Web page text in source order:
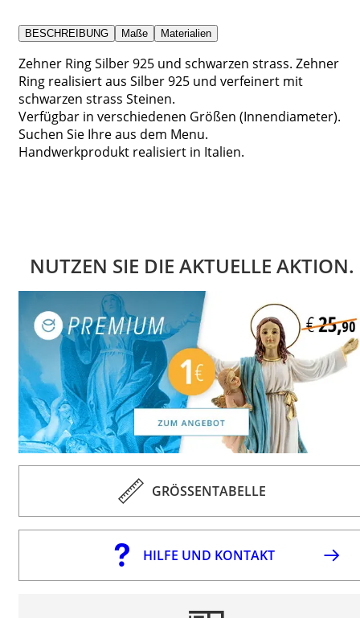
BESCHREIBUNG Maße Materialien
Zehner Ring Silber 925 und schwarzen strass. Zehner
Ring realisiert aus Silber 925 und verfeinert mit
schwarzen strass Steinen.
Verfügbar in verschiedenen Größen (Innendiameter).
Suchen Sie Ihre aus dem Menu.
Handwerkprodukt realisiert in Italien.
NUTZEN SIE DIE AKTUELLE AKTION.
GRÖSSENTABELLE
HILFE UND KONTAKT